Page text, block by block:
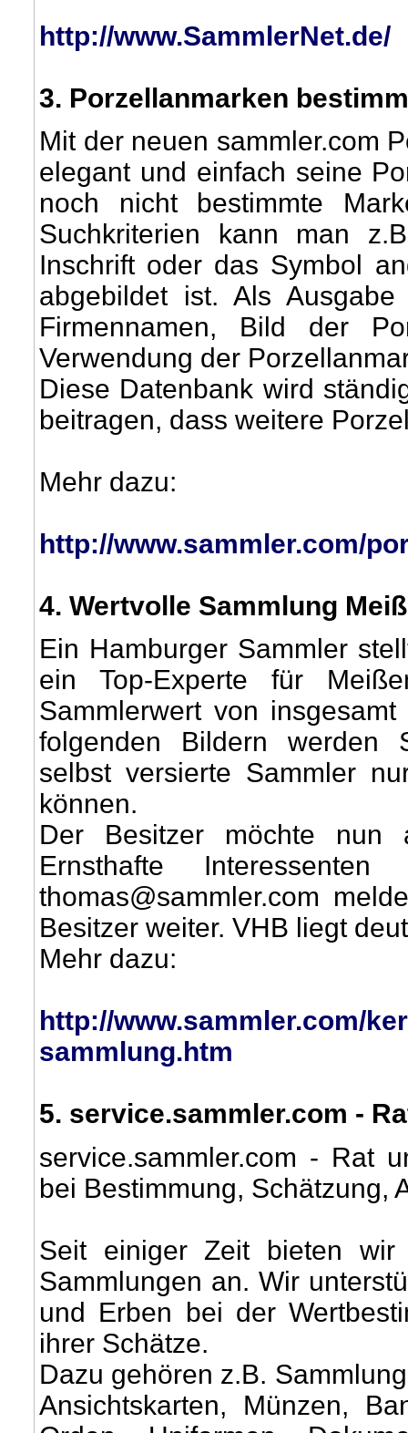
http://www.SammlerNet.de/
3. Porzellanmarken
Mit der neuen sammler.com
elegant und einfach seine
noch nicht bestimmte
Suchkriterien kann man
Inschrift oder das Symbol
abgebildet ist. Als
Firmennamen, Bild der
Verwendung der
Diese Datenbank wird
beitragen, dass weitere
Mehr dazu:
http://www.sammler.com/
4. Wertvolle Sammlung
Ein Hamburger Sammler
ein Top-Experte für
Sammlerwert von
folgenden Bildern werden
selbst versierte Sammler
können.
Der Besitzer möchte nun
Ernsthafte
thomas@sammler.com
Besitzer weiter. VHB liegt
Mehr dazu:
http://www.sammler.com/
sammlung.htm
5. service.sammler.com -
service.sammler.com - Rat
bei Bestimmung, Schätzung,
Seit einiger Zeit bieten
Sammlungen an. Wir
und Erben bei der
ihrer Schätze.
Dazu gehören z.B.
Ansichtskarten, Münzen,